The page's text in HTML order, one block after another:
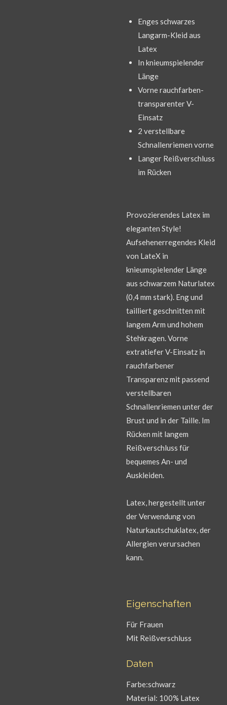
Enges schwarzes
Langarm-Kleid aus
Latex
In knieumspielender
Länge
Vorne rauchfarben-
transparenter V-
Einsatz
2 verstellbare
Schnallenriemen vorne
Langer Reißverschluss
im Rücken
Provozierendes Latex im
eleganten Style!
Aufsehenerregendes Kleid
von LateX in
knieumspielender Länge
aus schwarzem Naturlatex
(0,4 mm stark). Eng und
tailliert geschnitten mit
langem Arm und hohem
Stehkragen. Vorne
extratiefer V-Einsatz in
rauchfarbener
Transparenz mit passend
verstellbaren
Schnallenriemen unter der
Brust und in der Taille. Im
Rücken mit langem
Reißverschluss für
bequemes An- und
Auskleiden.
Latex, hergestellt unter
der Verwendung von
Naturkautschuklatex, der
Allergien verursachen
kann.
Eigenschaften
Für Frauen
Mit Reißverschluss
Daten
Farbe:schwarz
Material: 100% Latex